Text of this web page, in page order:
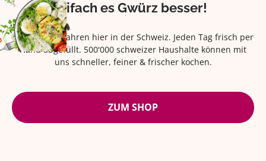
Eifach es Gwürz besser!
Seit über 42 Jahren hier in der Schweiz. Jeden Tag frisch per
Hand abgefüllt. 500'000 schweizer Haushalte können mit
uns schneller, feiner & frischer kochen.
ZUM SHOP